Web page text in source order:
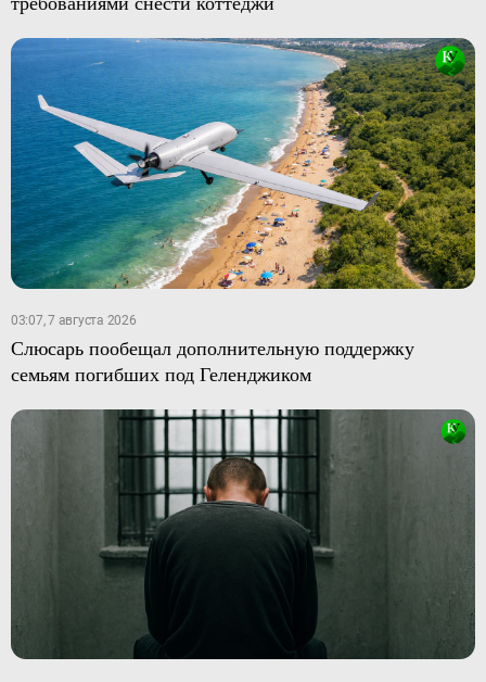
03:07, 7 августа 2026
Слюсарь пообещал дополнительную поддержку
семьям погибших под Геленджиком